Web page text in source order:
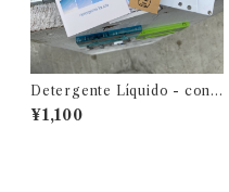
Detergente Líquido - cont
umacia en primavera
¥1,100